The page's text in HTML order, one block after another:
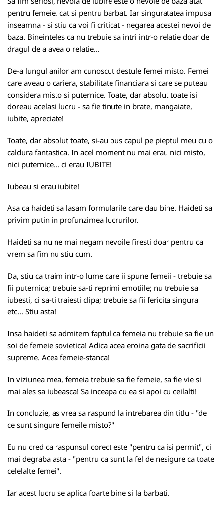
pentru femeie, cat si pentru barbat. Iar singuratatea impusa
inseamna - si stiu ca voi fi criticat - negarea acestei nevoi de
baza. Bineinteles ca nu trebuie sa intri intr-o relatie doar de
dragul de a avea o relatie...
De-a lungul anilor am cunoscut destule femei misto. Femei
care aveau o cariera, stabilitate financiara si care se puteau
considera misto si puternice. Toate, dar absolut toate isi
doreau acelasi lucru - sa fie tinute in brate, mangaiate,
iubite, apreciate!
Toate, dar absolut toate, si-au pus capul pe pieptul meu cu o
caldura fantastica. In acel moment nu mai erau nici misto,
nici puternice... ci erau IUBITE!
Iubeau si erau iubite!
Asa ca haideti sa lasam formularile care dau bine. Haideti sa
privim putin in profunzimea lucrurilor.
Haideti sa nu ne mai negam nevoile firesti doar pentru ca
vrem sa fim nu stiu cum.
Da, stiu ca traim intr-o lume care ii spune femeii - trebuie sa
fii puternica; trebuie sa-ti reprimi emotiile; nu trebuie sa
iubesti, ci sa-ti traiesti clipa; trebuie sa fii fericita singura
etc... Stiu asta!
Insa haideti sa admitem faptul ca femeia nu trebuie sa fie un
soi de femeie sovietica! Adica acea eroina gata de sacrificii
supreme. Acea femeie-stanca!
In viziunea mea, femeia trebuie sa fie femeie, sa fie vie si
mai ales sa iubeasca! Sa inceapa cu ea si apoi cu ceilalti!
In concluzie, as vrea sa raspund la intrebarea din titlu - "de
ce sunt singure femeile misto?"
Eu nu cred ca raspunsul corect este "pentru ca isi permit", ci
mai degraba asta - "pentru ca sunt la fel de nesigure ca toate
celelalte femei".
Iar acest lucru se aplica foarte bine si la barbati.